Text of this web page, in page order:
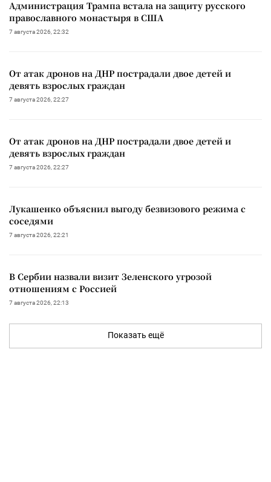
Администрация Трампа встала на защиту русского
православного монастыря в США
7 августа 2026, 22:32
От атак дронов на ДНР пострадали двое детей и
девять взрослых граждан
7 августа 2026, 22:27
От атак дронов на ДНР пострадали двое детей и
девять взрослых граждан
7 августа 2026, 22:27
Лукашенко объяснил выгоду безвизового режима с
соседями
7 августа 2026, 22:21
В Сербии назвали визит Зеленского угрозой
отношениям с Россией
7 августа 2026, 22:13
Показать ещё